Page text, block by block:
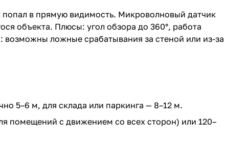
попал в прямую видимость. Микроволновый датчик
объекта. Плюсы: угол обзора до 360°, работа
возможны ложные срабатывания за стеной или из-за
5–6 м, для склада или паркинга — 8–12 м.
помещений с движением со всех сторон) или 120–